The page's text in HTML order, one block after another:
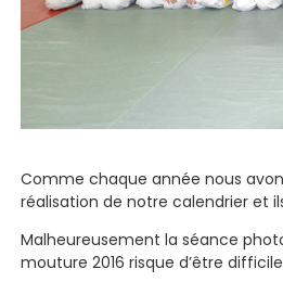
Comme chaque année nous
réalisation de notre calendrier et
Malheureusement la séance
mouture 2016 risque d’être